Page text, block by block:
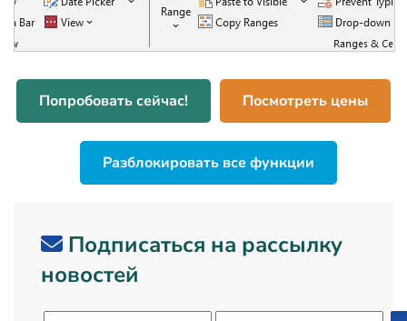
Попробовать сейчас! Посмотреть цены
Разблокировать все функции
Подписаться на рассылку
новостей